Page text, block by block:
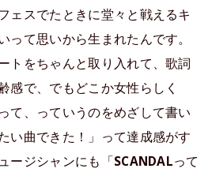
ェスでたときに堂々と戦えるキ
って思いから生まれたんです。
トをちゃんと取り入れて、歌詞
感で、でもどこか女性らしく
て、っていうのをめざして書い
い曲できた！」って達成感がす
ージシャンにも「SCANDALって